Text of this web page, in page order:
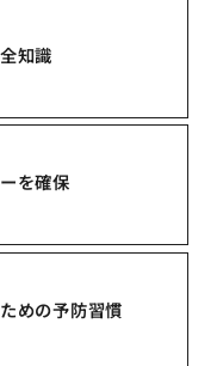
知識
を確保
めの予防習慣